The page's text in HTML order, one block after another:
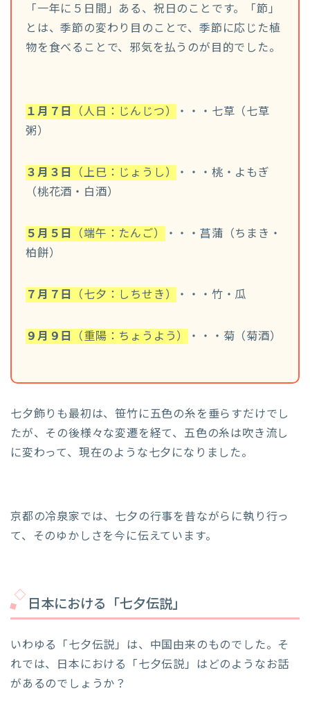
「一年に５日間」ある、祝日のことです。「節」
とは、季節の変わり目のことで、季節に応じた植
物を食べることで、邪気を払うのが目的でした。
１月７日 （人日：じんじつ）
・・・七草（七草
粥）
３月３日 （上巳：じょうし）
・・・桃・よもぎ
（桃花酒・白酒）
５月５日 （端午：たんご）
・・・菖蒲（ちまき・
柏餅）
７月７日 （七夕：しちせき） ・・・竹・瓜
９月９日 （重陽：ちょうよう） ・・・菊（菊酒）
七夕飾りも最初は、笹竹に五色の糸を垂らすだけでし
たが、その後様々な変遷を経て、五色の糸は吹き流し
に変わって、現在のような七夕になりました。
京都の冷泉家では、七夕の行事を昔ながらに執り行っ
て、そのゆかしさを今に伝えています。
日本における「七夕伝説」
いわゆる「七夕伝説」は、中国由来のものでした。そ
れでは、日本における「七夕伝説」はどのようなお話
があるのでしょうか？